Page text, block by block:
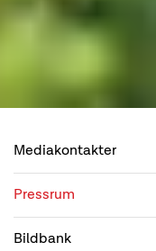
Mediakontakter
Pressrum
Bildbank